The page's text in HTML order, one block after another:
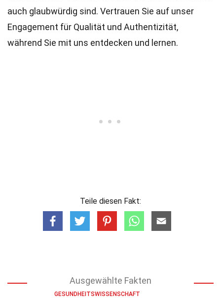
auch glaubwürdig sind. Vertrauen Sie auf unser
Engagement für Qualität und Authentizität,
während Sie mit uns entdecken und lernen.
Teile diesen Fakt:
Ausgewählte Fakten
GESUNDHEITSWISSENSCHAFT